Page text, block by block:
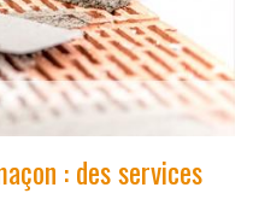
: des services